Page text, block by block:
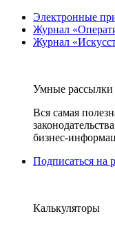
Электронные
Журнал
Журнал
Умные рассылки
Вся самая
бизнес-
Подписаться на
Калькуляторы